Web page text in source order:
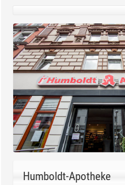
Humboldt-Apotheke